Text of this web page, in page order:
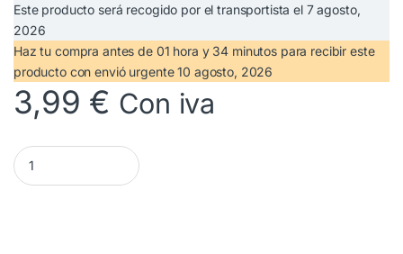
Este producto será recogido por el transportista el 7 agosto,
2026
Haz tu compra antes de 01 hora y 34 minutospara recibir este
producto con envió urgente10 agosto, 2026
3,99 € Con iva
Bateaguas Lavadora FAGOR EDESA 19 cm LJ2F000A7 cantidad